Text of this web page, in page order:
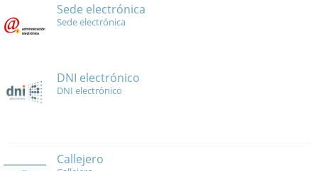
Sede electrónica
Sede electrónica
DNI electrónico
DNI electrónico
Callejero